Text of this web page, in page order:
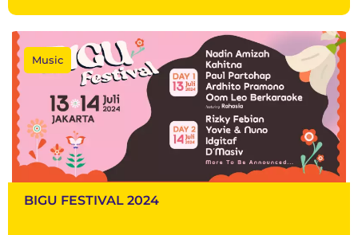
Music
BIGU FESTIVAL 2024